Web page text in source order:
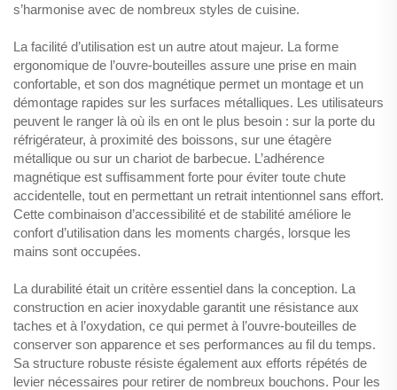
s’harmonise avec de nombreux styles de cuisine.
La facilité d’utilisation est un autre atout majeur. La forme
ergonomique de l’ouvre-bouteilles assure une prise en main
confortable, et son dos magnétique permet un montage et un
démontage rapides sur les surfaces métalliques. Les utilisateurs
peuvent le ranger là où ils en ont le plus besoin : sur la porte du
réfrigérateur, à proximité des boissons, sur une étagère
métallique ou sur un chariot de barbecue. L’adhérence
magnétique est suffisamment forte pour éviter toute chute
accidentelle, tout en permettant un retrait intentionnel sans effort.
Cette combinaison d’accessibilité et de stabilité améliore le
confort d’utilisation dans les moments chargés, lorsque les
mains sont occupées.
La durabilité était un critère essentiel dans la conception. La
construction en acier inoxydable garantit une résistance aux
taches et à l’oxydation, ce qui permet à l’ouvre-bouteilles de
conserver son apparence et ses performances au fil du temps.
Sa structure robuste résiste également aux efforts répétés de
levier nécessaires pour retirer de nombreux bouchons. Pour les